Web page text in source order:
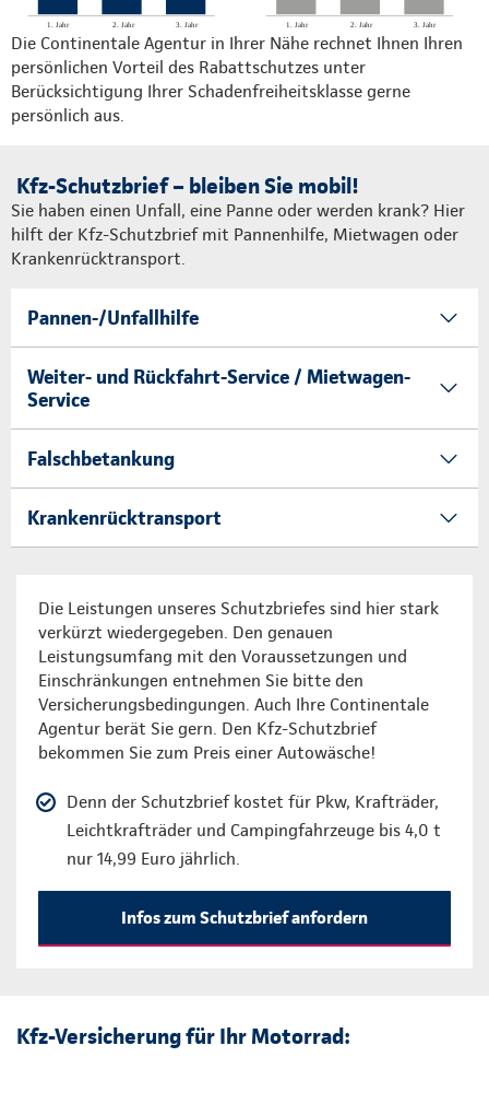
Die Continentale Agentur in Ihrer Nähe rechnet Ihnen Ihren
persönlichen Vorteil des Rabattschutzes unter
Berücksichtigung Ihrer Schadenfreiheitsklasse gerne
persönlich aus.
Kfz-Schutzbrief – bleiben Sie mobil!
Sie haben einen Unfall, eine Panne oder werden krank? Hier
hilft der Kfz-Schutzbrief mit Pannenhilfe, Mietwagen oder
Krankenrücktransport.
Pannen-/Unfallhilfe
Weiter- und Rückfahrt-Service / Mietwagen-
Service
Falschbetankung
Krankenrücktransport
Die Leistungen unseres Schutzbriefes sind hier stark
verkürzt wiedergegeben. Den genauen
Leistungsumfang mit den Voraussetzungen und
Einschränkungen entnehmen Sie bitte den
Versicherungsbedingungen. Auch Ihre Continentale
Agentur berät Sie gern. Den Kfz-Schutzbrief
bekommen Sie zum Preis einer Autowäsche!
Denn der Schutzbrief kostet für Pkw, Krafträder,
Leichtkrafträder und Campingfahrzeuge bis 4,0 t
nur 14,99 Euro jährlich.
Infos zum Schutzbrief anfordern
Kfz-Versicherung für Ihr Motorrad: